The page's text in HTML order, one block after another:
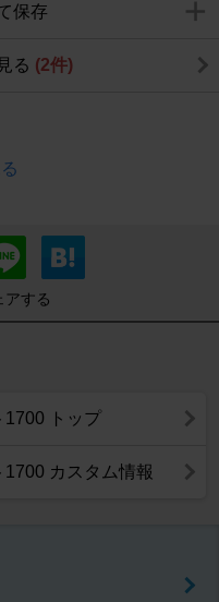
保存
る (2件)
アする
1700 トップ
カスタム情報